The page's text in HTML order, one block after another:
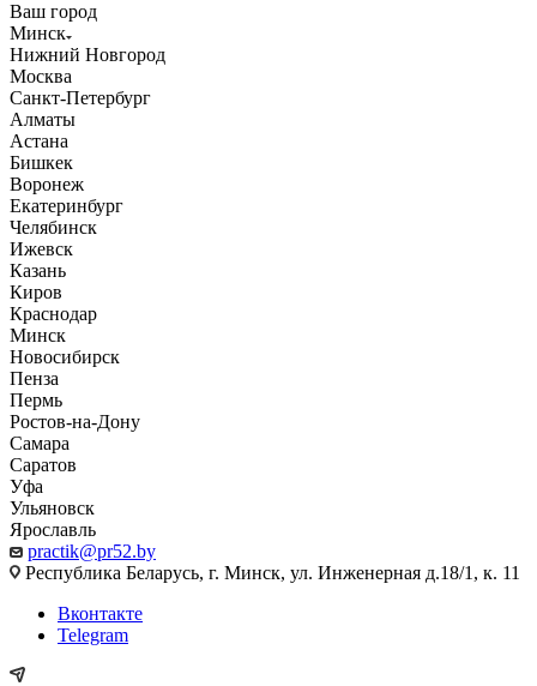
Ваш город
Минск
Нижний Новгород
Москва
Санкт-Петербург
Алматы
Астана
Бишкек
Воронеж
Екатеринбург
Челябинск
Ижевск
Казань
Киров
Краснодар
Минск
Новосибирск
Пенза
Пермь
Ростов-на-Дону
Самара
Саратов
Уфа
Ульяновск
Ярославль
practik@pr52.by
Республика Беларусь, г. Минск, ул. Инженерная д.18/1, к. 11
Вконтакте
Telegram